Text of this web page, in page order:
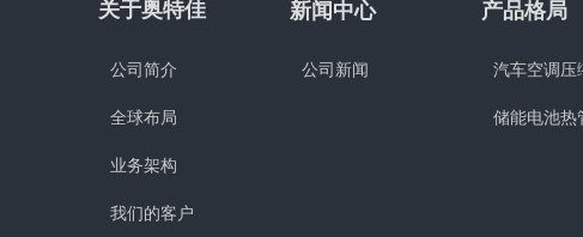
关于奥特佳
公司简介
全球布局
业务架构
我们的客户
公司新闻
新闻中心
汽车空调压
储能电池热
产品格局